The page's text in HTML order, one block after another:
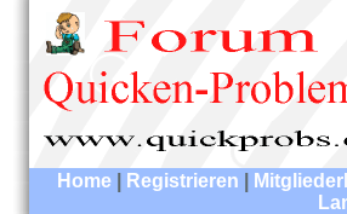
Home Registrieren